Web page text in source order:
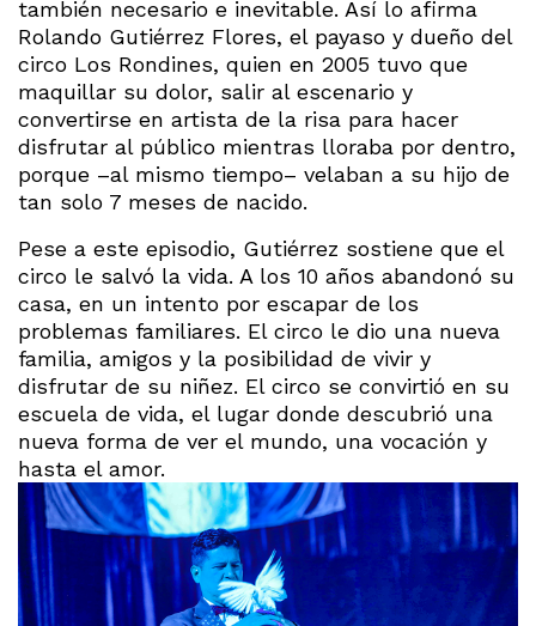
también necesario e inevitable. Así lo afirma
Rolando Gutiérrez Flores, el payaso y dueño del
circo Los Rondines, quien en 2005 tuvo que
maquillar su dolor, salir al escenario y
convertirse en artista de la risa para hacer
disfrutar al público mientras lloraba por dentro,
porque –al mismo tiempo– velaban a su hijo de
tan solo 7 meses de nacido.
Pese a este episodio, Gutiérrez sostiene que el
circo le salvó la vida. A los 10 años abandonó su
casa, en un intento por escapar de los
problemas familiares. El circo le dio una nueva
familia, amigos y la posibilidad de vivir y
disfrutar de su niñez. El circo se convirtió en su
escuela de vida, el lugar donde descubrió una
nueva forma de ver el mundo, una vocación y
hasta el amor.